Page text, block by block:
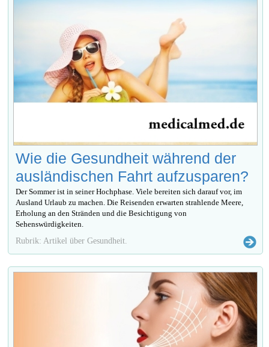
Wie die Gesundheit während der
ausländischen Fahrt aufzusparen?
Der Sommer ist in seiner Hochphase. Viele bereiten sich darauf vor, im
Ausland Urlaub zu machen. Die Reisenden erwarten strahlende Meere,
Erholung an den Stränden und die Besichtigung von
Sehenswürdigkeiten.
Rubrik: Artikel über Gesundheit.